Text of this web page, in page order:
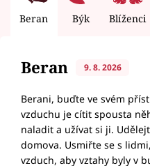
Beran Býk Blíženci
Beran 9. 8. 2026
Berani, buďte ve svém
vzduchu je cítit spousta
naladit a užívat si ji.
domova. Usmiřte se s
vzduch, aby vztahy byly v